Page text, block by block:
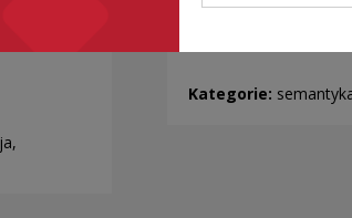
...a Ty w
Kategorie: